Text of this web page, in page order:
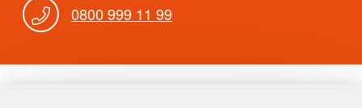
0800 999 11 99